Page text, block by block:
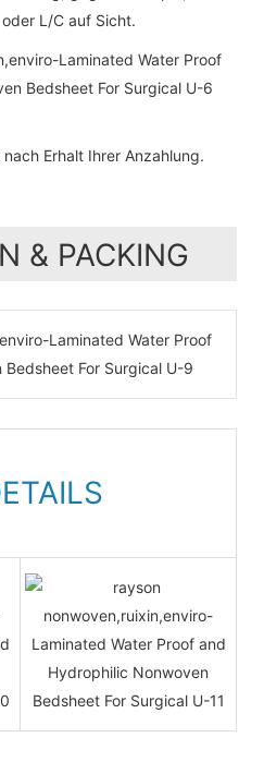
L/C auf Sicht.
Erhalt Ihrer Anzahlung.
& PACKING